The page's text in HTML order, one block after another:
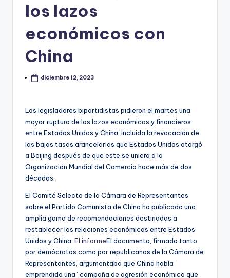
los lazos
económicos con
China
diciembre 12, 2023
Los legisladores bipartidistas pidieron el martes una
mayor ruptura de los lazos económicos y financieros
entre Estados Unidos y China, incluida la revocación de
las bajas tasas arancelarias que Estados Unidos otorgó
a Beijing después de que este se uniera a la
Organización Mundial del Comercio hace más de dos
décadas.
El Comité Selecto de la Cámara de Representantes
sobre el Partido Comunista de China ha publicado una
amplia gama de recomendaciones destinadas a
restablecer las relaciones económicas entre Estados
Unidos y China. El informeEl documento, firmado tanto
por demócratas como por republicanos de la Cámara de
Representantes, argumentaba que China había
emprendido una “campaña de agresión económica que